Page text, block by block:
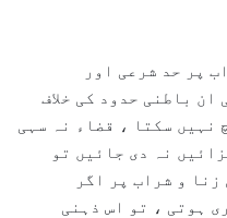
پر حد شرعی اور
باطنی حدود کی خلاف
نہیں سکتا ، قضاء نہ سہی
نہ دی جائیں تو
و شراب پر اگر
ہوتی ، تو اس ذہنی